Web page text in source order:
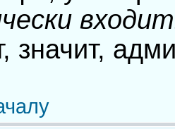
значит,